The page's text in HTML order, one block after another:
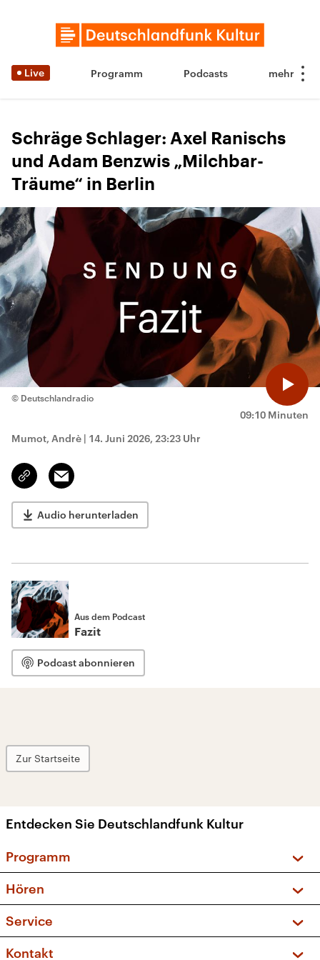
Live Programm Podcasts
Schräge Schlager: Axel Ranischs
und Adam Benzwis „Milchbar-
Träume“ in Berlin
09:10 Minuten
© Deutschlandradio
Mumot, Andrè | 14. Juni 2026, 23:23 Uhr
Link
kopieren/teilen
Email
Audio herunterladen
Aus dem Podcast
Fazit
Podcast abonnieren
Zur Startseite
Entdecken Sie Deutschlandfunk Kultur
Programm
Sendungen und Podcasts
Musikliste
Kakadu – Das Kinderprogramm
Hören
Frequenzen (UKW + DAB+)
Service
FAQ
Kontakt